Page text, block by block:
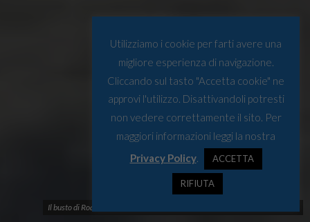
Il busto di Roald Amundsen a Ny-Alesund. Foto © Norwegian Polar Institute
Utilizziamo i cookie per farti avere una
migliore esperienza di navigazione.
Cliccando sul tasto "Accetta cookie" ne
approvi l'utilizzo. Disattivandoli potresti
non vedere correttamente il sito. Per
maggiori informazioni leggi la nostra
Privacy Policy. ACCETTA
RIFIUTA